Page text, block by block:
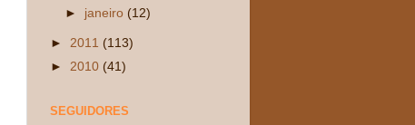
► janeiro (12)
► 2011 (113)
► 2010 (41)
SEGUIDORES